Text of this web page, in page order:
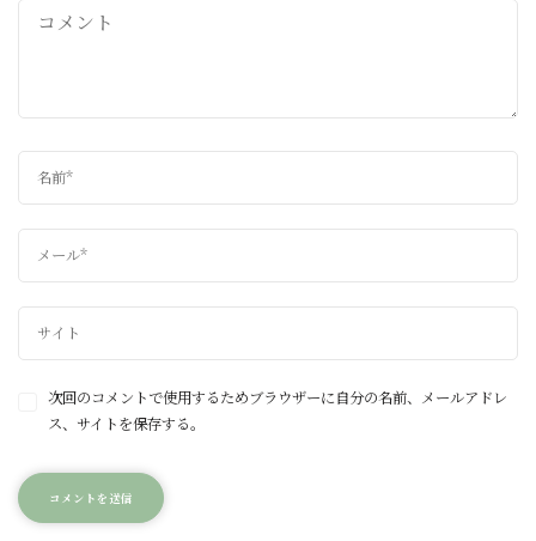
次回のコメントで使用するためブラウザーに自分の名前、メールアドレ
ス、サイトを保存する。